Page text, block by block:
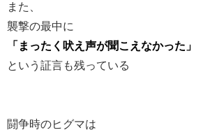
また、
襲撃の最中に
「まったく吠え声が聞こえなかった」
という証言も残っている
闘争時のヒグマは